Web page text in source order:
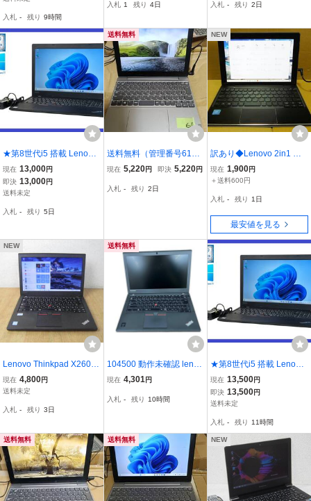
入札 - 残り 9時間
入札 1 残り 4日 入札 - 残り 2日
★第8世代i5 搭載 Lenovo
Thinkpad L580 Core i5 -8
250U/メモリ8GB/HDD50
0GB / グラフィックIntel U
日間返品保証
現在 13,000円
即決 13,000円
送料未定
入札 - 残り 5日
送料無料
送料無料（管理番号61）
Lenovo タブレット型PC i
dows11pr 64bit Celeron
現在 5,220円 即決 5,220円
入札 - 残り 2日
NEW
訳あり◆Lenovo 2in1 タ
ブレット ideaPad Miix 31
0◆80SG00APJP/Windo
#03
現在 1,900円
＋送料600円
入札 - 残り 1日
最安値を見る
NEW
Lenovo Thinkpad X260 i5
-6200U 8GB 500GB Win1
0Home 管KN28C
現在 4,800円
送料未定
入札 - 残り 3日
送料無料
104500 動作未確認 lenov
o レノボ ノートパソコン
現在 4,301円
入札 - 残り 10時間
★第8世代i5 搭載 Lenovo
Thinkpad L580 Core i5 -8
250U/メモリ8GB/HDD50
0GB/ グラフィックIntel U
日間返品保証
現在 13,500円
即決 13,500円
送料未定
入札 - 残り 11時間
送料無料 送料無料 NEW